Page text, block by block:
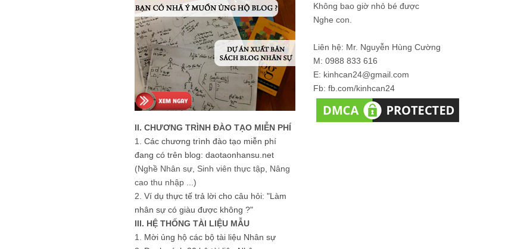
II. CHƯƠNG TRÌNH ĐÀO TẠO MIỄN PHÍ
1. Các chương trình đào tạo miễn phí
đang có trên blog: daotaonhansu.net
(Nghề Nhân sự, Sinh viên thực tập, Nâng
cao thu nhập ...)
2. Ví dụ thực tế trả lời cho câu hỏi: "Làm
nhân sự có giàu được không ?"
III. HỆ THỐNG TÀI LIỆU MẪU
1. Mời ủng hộ các bộ tài liệu Nhân sự
Không bao giờ nhỏ bé được
Nghe con.
Liên hệ: Mr. Nguyễn Hùng Cường
M: 0988 833 616
E: kinhcan24@gmail.com
Fb: fb.com/kinhcan24